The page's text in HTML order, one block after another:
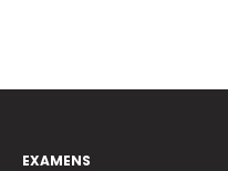
EXAMENS